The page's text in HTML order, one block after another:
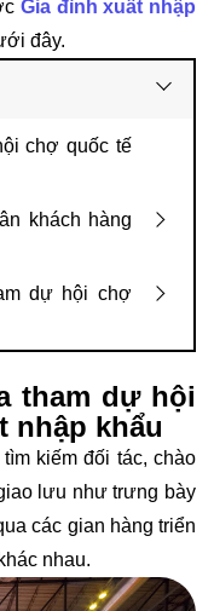
Gia đình xuất nhập
đây.
chợ quốc tế
khách hàng
dự hội chợ
tham dự hội
nhập khẩu
kiếm đối tác, chào
lưu như trưng bày
các gian hàng triển
nhau.